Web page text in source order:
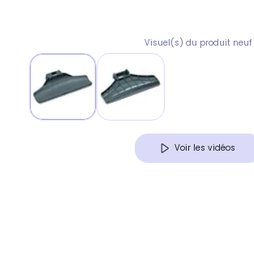
Visuel(s) du produit neuf
Voir les vidéos